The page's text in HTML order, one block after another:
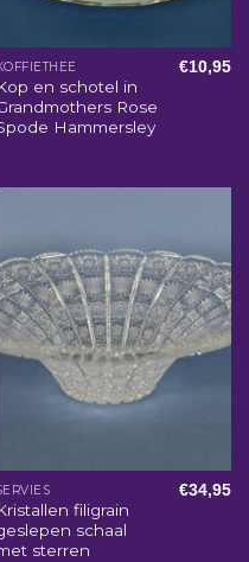
en schotel in
Rose
Hammersley
€10,95
filigrain
schaal
sterren
€34,95